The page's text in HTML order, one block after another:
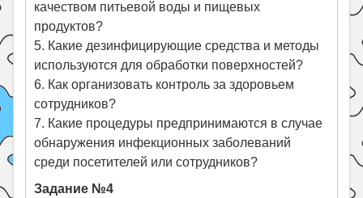
качеством питьевой воды и пищевых
продуктов?
5. Какие дезинфицирующие средства и методы
используются для обработки поверхностей?
6. Как организовать контроль за здоровьем
сотрудников?
7. Какие процедуры предпринимаются в случае
обнаружения инфекционных заболеваний
среди посетителей или сотрудников?
Задание №4